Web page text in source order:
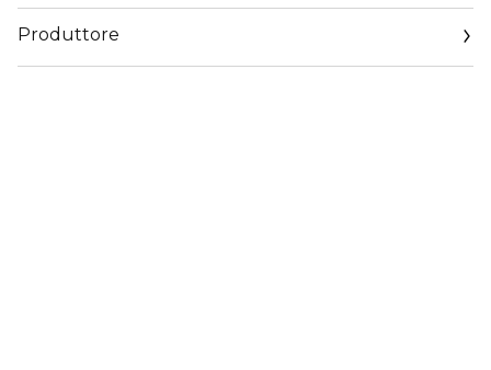
tatto, è un pennello versatile per prodotti in crema e
polvere. È perfetto per sfumare l’ombretto, accentuare le
guance con un illuminante o perfezionare la pelle con la
Produttore